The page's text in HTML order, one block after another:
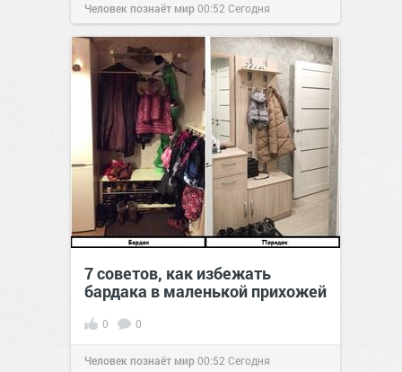
Человек познаёт мир00:52 Сегодня
7 советов, как избежать
бардака в маленькой прихожей
0 0
Человек познаёт мир00:52 Сегодня